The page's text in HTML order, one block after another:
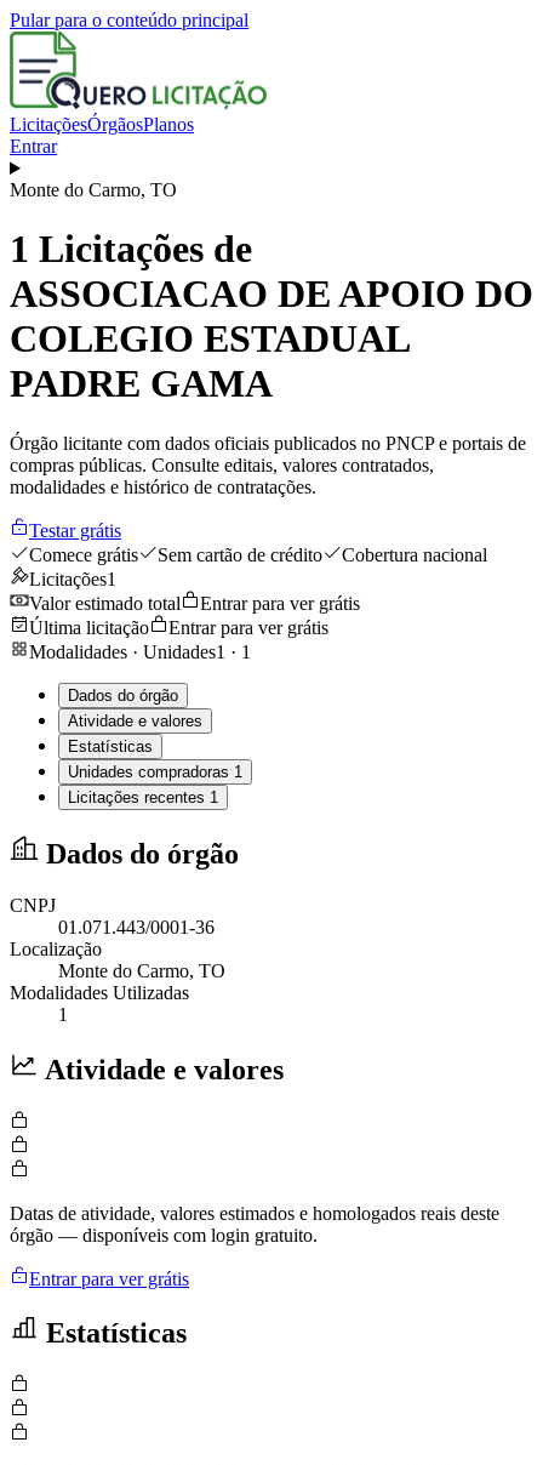
Pular para o conteúdo principal
LicitaçõesÓrgãosPlanos
Entrar
Monte do Carmo, TO
1 Licitações de
ASSOCIACAO DE APOIO DO
COLEGIO ESTADUAL
PADRE GAMA
Órgão licitante com dados oficiais publicados no PNCP e portais de
compras públicas. Consulte editais, valores contratados,
modalidades e histórico de contratações.
Testar grátis
Comece grátis
Sem cartão de crédito
Cobertura nacional
Licitações1
Valor estimado total
Entrar para ver grátis
Última licitação
Entrar para ver grátis
Modalidades · Unidades1 · 1
Dados do órgão
Atividade e valores
Estatísticas
Unidades compradoras 1
Licitações recentes 1
Dados do órgão
CNPJ
01.071.443/0001-36
Localização
Monte do Carmo, TO
Modalidades Utilizadas
1
Atividade e valores
Datas de atividade, valores estimados e homologados reais deste
órgão — disponíveis com login gratuito.
Entrar para ver grátis
Estatísticas